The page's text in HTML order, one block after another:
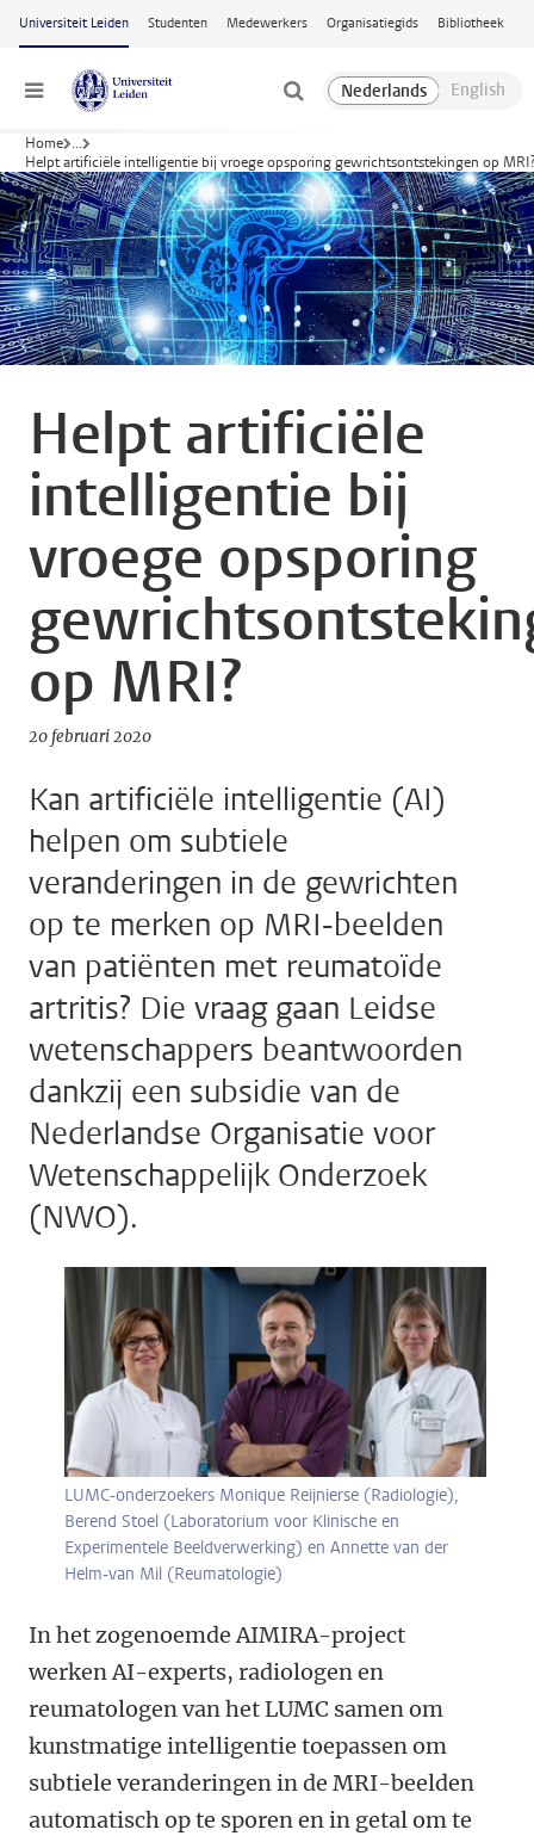
Ga naar hoofdinhoud
Universiteit Leiden Studenten Medewerkers Organisatiegids Bibliotheek
Menu
Home ...
Helpt artificiële intelligentie bij vroege opsporing gewrichtsontstekingen op
Helpt artificiële
intelligentie bij
vroege opsporing
op MRI?
20 februari 2020
Kan artificiële intelligentie (AI)
helpen om subtiele
veranderingen in de gewrichten
op te merken op MRI-beelden
van patiënten met reumatoïde
artritis? Die vraag gaan Leidse
wetenschappers beantwoorden
dankzij een subsidie van de
Nederlandse Organisatie voor
Wetenschappelijk Onderzoek
(NWO).
LUMC-onderzoekers Monique Reijnierse (Radiologie),
Berend Stoel (Laboratorium voor Klinische en
Experimentele Beeldverwerking) en Annette van der
Helm-van Mil (Reumatologie)
In het zogenoemde AIMIRA-project
werken AI-experts, radiologen en
reumatologen van het LUMC samen om
kunstmatige intelligentie toepassen om
subtiele veranderingen in de MRI-beelden
automatisch op te sporen en in getal om te